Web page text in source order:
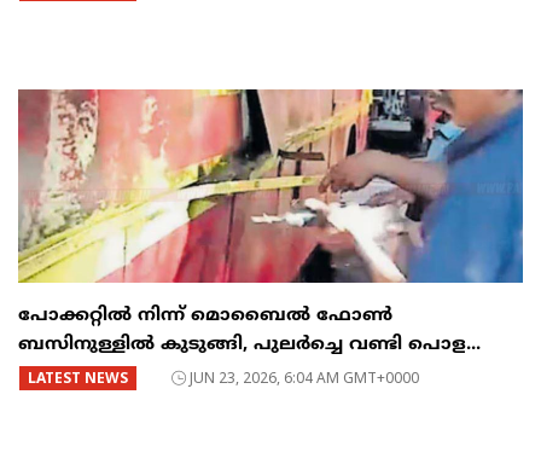
പോക്കറ്റിൽ നിന്ന് മൊബൈൽ ഫോൺ
ബസിനുള്ളിൽ കുടുങ്ങി, പുലർച്ചെ വണ്ടി പൊള...
LATEST NEWS JUN 23, 2026, 6:04 AM GMT+0000